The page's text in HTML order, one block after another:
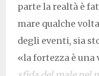
parte la realtà è
mare qualche
degli eventi, sia
«la fortezza è